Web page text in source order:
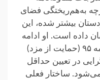
به‌هم‌ریختگی فضای
بیشتر شده، این
داده است. او ادامه
می‌دهد: «حتی الزامات مقاوله‌نامه ۹۵ (حمایت از مزد)
در تعیین حداقل
ساختار فعلی